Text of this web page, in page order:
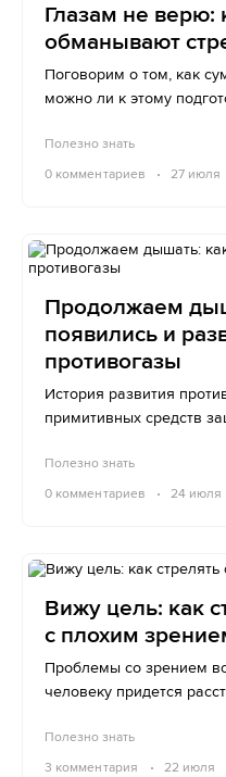
Глазам не верю:
обманывают
Поговорим о том, как
можно ли к этому
Полезно знать
0 комментариев 27 июля
Продолжаем
появились и
противогазы
История развития
примитивных средств
Полезно знать
0 комментариев 24 июля
Вижу цель: как
с плохим
Проблемы со зрением
человеку придется
именно они заключаются.
Полезно знать
3 комментария 22 июля